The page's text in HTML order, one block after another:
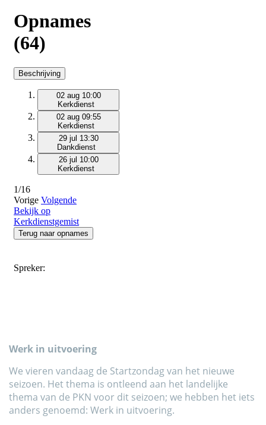
Werk in uitvoering
We vieren vandaag de Startzondag van het nieuwe
seizoen. Het thema is ontleend aan het landelijke
thema van de PKN voor dit seizoen; we hebben het iets
anders genoemd: Werk in uitvoering.